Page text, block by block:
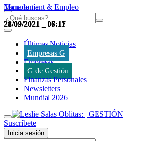
Últimas Noticias
Empresas G
Empresas
G de Gestión
Finanzas Personales
Newsletters
Mundial 2026
Suscríbete
Inicia sesión
Management & Empleo
28/09/2021_06:17
Tecnología
21/09/2021_07:11